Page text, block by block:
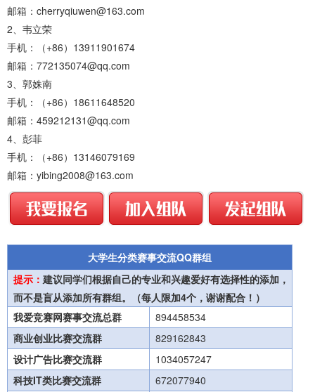
邮箱：cherryqiuwen@163.com
2、韦立荣
手机：（+86）13911901674
邮箱：772135074@qq.com
3、郭姝南
手机：（+86）18611648520
邮箱：459212131@qq.com
4、彭菲
手机：（+86）13146079169
邮箱：yibing2008@163.com
大学生分类赛事交流QQ群组
提示： 建议同学们根据自己的专业和兴趣爱好有选择性的添加，
而不是盲从添加所有群组。（每人限加4个，谢谢配合！）
我爱竞赛网赛事交流总群
894458534
商业创业比赛交流群
829162843
设计广告比赛交流群
1034057247
科技IT类比赛交流群
672077940